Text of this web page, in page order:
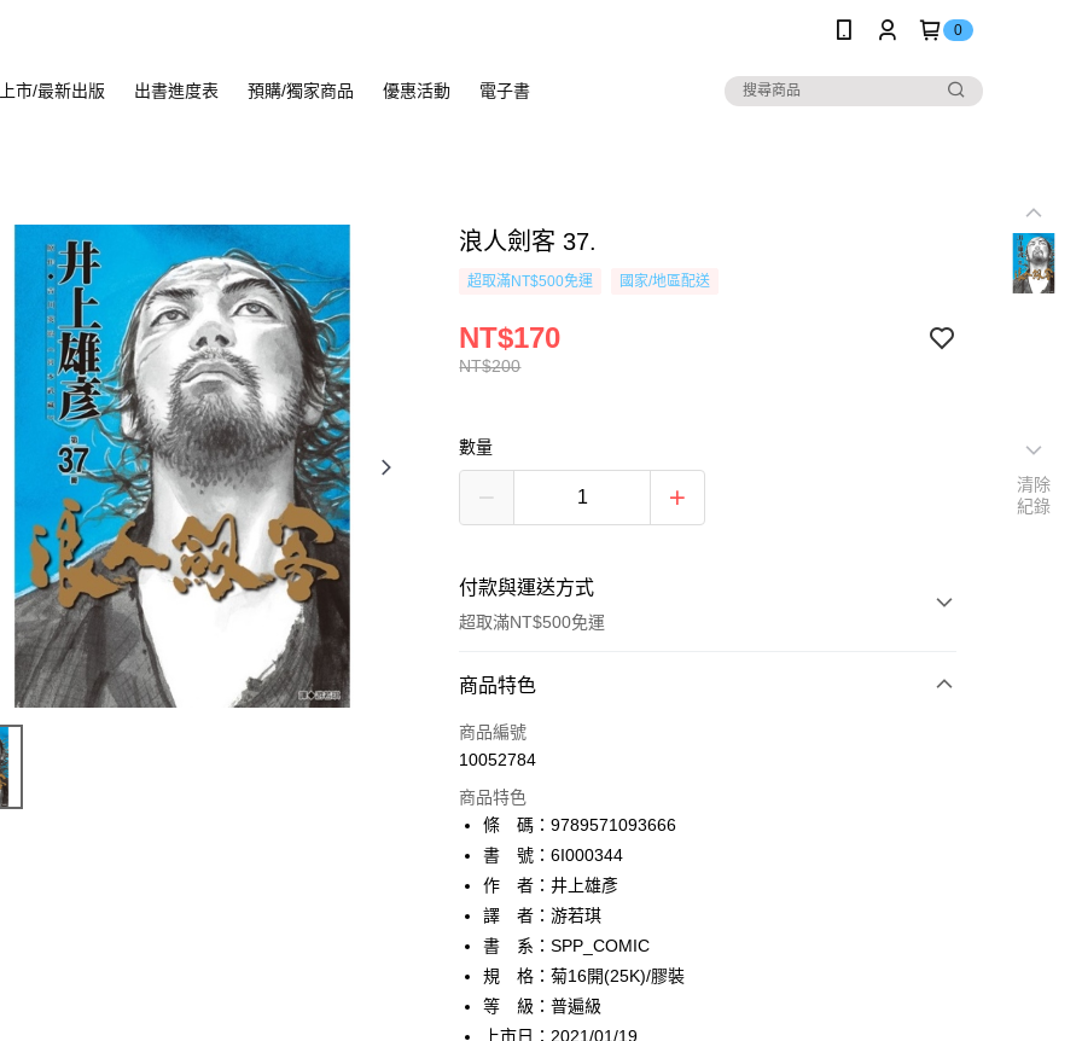
0
市/最新出版 出書進度表 預購/獨家商品 優惠活動 電子書
浪人劍客 37.
超取滿NT$500免運 國家/地區配送
NT$200
NT$170
數量
付款與運送方式
超取滿NT$500免運
付款方式
信用卡一次付款
AFTEE先享後付
相關說明
AFTEE先享後付是「在收到商品之後才付款」的支付方式。 讓您購物簡單
便利好安心！
１．簡單：不需註冊會員、不需綁卡、不需儲值。
２．便利：只要手機號碼，簡訊認證，即可結帳。
３．安心：先確認商品／服務後，再付款。
ATM付款
運送方式
全家取貨付款
商品特色
商品編號
10052784
商品特色
條 碼：9789571093666
書 號：6I000344
作 者：井上雄彥
譯 者：游若琪
書 系：SPP_COMIC
規 格：菊16開(25K)/膠裝
等 級：普遍級
上市日：2021/01/19
清除
紀錄